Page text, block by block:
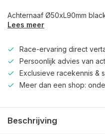
Achternaaf Ø50xL90mm
Lees meer
Race-ervaring direct
Persoonlijk advies van
Exclusieve racekennis &
Meer dan een shop:
Beschrijving